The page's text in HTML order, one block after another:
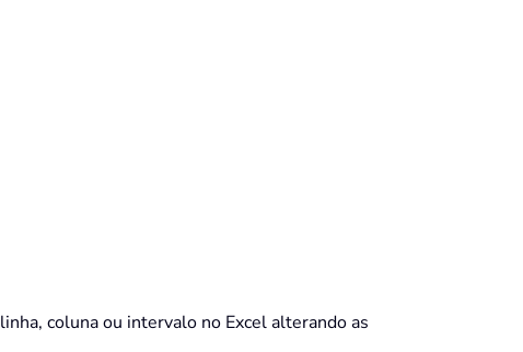
coluna ou intervalo no Excel alterando as